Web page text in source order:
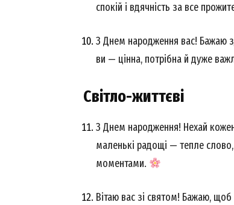
спокій і вдячність за все
З Днем народження вас! Бажаю
ви — цінна, потрібна й дуже
Світло-життєві
З Днем народження! Нехай
маленькі радощі — тепле
моментами.
Вітаю вас зі святом! Бажаю,